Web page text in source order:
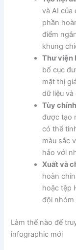
và AI của
phần
điểm
khung
Thư viện
bố cục
mặt thị
dữ liệu
Tùy
được tạo
có thể
màu sắc
hảo với
Xuất và
hoàn
hoặc tệp
đội nhóm
Làm thế nào để
infographic mới